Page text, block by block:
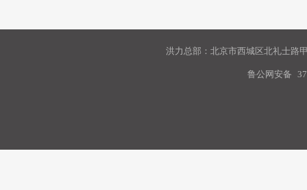
洪力总部：北京市西城区北礼士路
鲁公网安备